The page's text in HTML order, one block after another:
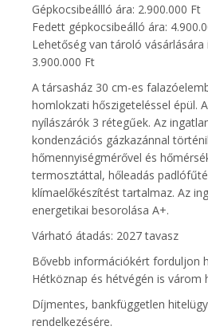
Gépkocsibeállló ára: 2.900.000 Ft
Fedett gépkocsibeálló ára:
Lehetőség van tároló vásárlására
3.900.000 Ft
A társasház 30 cm-es
homlokzati hőszigeteléssel épül.
nyílászárók 3 rétegűek. Az
kondenzációs gázkazánnal
hőmennyiségmérővel és
termosztáttal, hőleadás
klímaelőkészítést tartalmaz. Az
energetikai besorolása A+.
Várható átadás: 2027 tavasz
Bővebb információkért forduljon
Hétköznap és hétvégén is várom
Díjmentes, bankfüggetlen
rendelkezésére.